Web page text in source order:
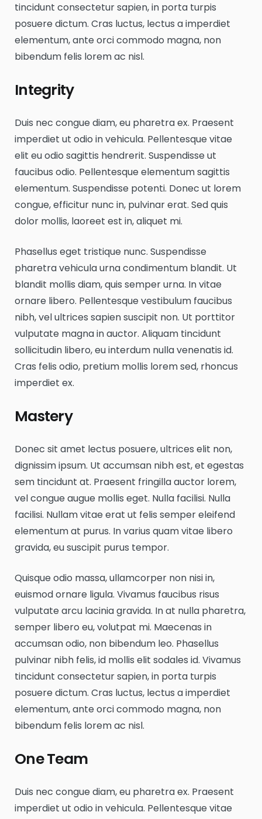
tincidunt consectetur sapien, in porta turpis
posuere dictum. Cras luctus, lectus a imperdiet
elementum, ante orci commodo magna, non
bibendum felis lorem ac nisl.
Integrity
Duis nec congue diam, eu pharetra ex. Praesent
imperdiet ut odio in vehicula. Pellentesque vitae
elit eu odio sagittis hendrerit. Suspendisse ut
faucibus odio. Pellentesque elementum sagittis
elementum. Suspendisse potenti. Donec ut lorem
congue, efficitur nunc in, pulvinar erat. Sed quis
dolor mollis, laoreet est in, aliquet mi.
Phasellus eget tristique nunc. Suspendisse
pharetra vehicula urna condimentum blandit. Ut
blandit mollis diam, quis semper urna. In vitae
ornare libero. Pellentesque vestibulum faucibus
nibh, vel ultrices sapien suscipit non. Ut porttitor
vulputate magna in auctor. Aliquam tincidunt
sollicitudin libero, eu interdum nulla venenatis id.
Cras felis odio, pretium mollis lorem sed, rhoncus
imperdiet ex.
Mastery
Donec sit amet lectus posuere, ultrices elit non,
dignissim ipsum. Ut accumsan nibh est, et egestas
sem tincidunt at. Praesent fringilla auctor lorem,
vel congue augue mollis eget. Nulla facilisi. Nulla
facilisi. Nullam vitae erat ut felis semper eleifend
elementum at purus. In varius quam vitae libero
gravida, eu suscipit purus tempor.
Quisque odio massa, ullamcorper non nisi in,
euismod ornare ligula. Vivamus faucibus risus
vulputate arcu lacinia gravida. In at nulla pharetra,
semper libero eu, volutpat mi. Maecenas in
accumsan odio, non bibendum leo. Phasellus
pulvinar nibh felis, id mollis elit sodales id. Vivamus
tincidunt consectetur sapien, in porta turpis
posuere dictum. Cras luctus, lectus a imperdiet
elementum, ante orci commodo magna, non
bibendum felis lorem ac nisl.
One Team
Duis nec congue diam, eu pharetra ex. Praesent
imperdiet ut odio in vehicula. Pellentesque vitae